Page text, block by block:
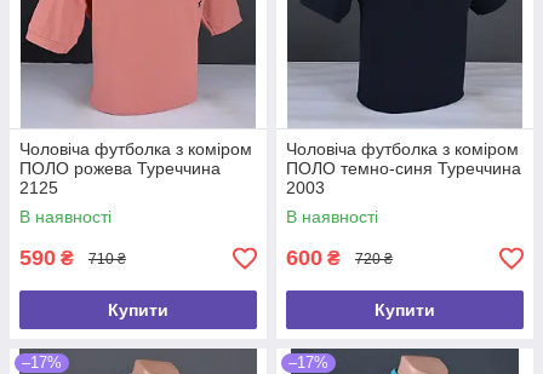
Чоловіча футболка з коміром
ПОЛО рожева Туреччина
2125
В наявності
590 ₴ 710 ₴
Купити
Чоловіча футболка з коміром
ПОЛО темно-синя Туреччина
2003
В наявності
600 ₴ 720 ₴
Купити
–17% –17%